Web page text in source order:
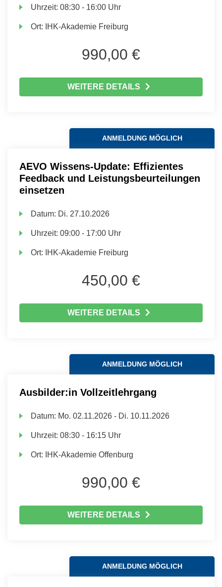
Uhrzeit:08:30 - 16:00 Uhr
Ort: IHK-Akademie Freiburg
990,00 €
WEITERE DETAILS
ANMELDUNG MÖGLICH
AEVO Wissens-Update: Effizientes
Feedback und Leistungsbeurteilungen
einsetzen
Datum: Di. 27.10.2026
Uhrzeit:09:00 - 17:00 Uhr
Ort: IHK-Akademie Freiburg
450,00 €
WEITERE DETAILS
ANMELDUNG MÖGLICH
Ausbilder:in Vollzeitlehrgang
Datum: Mo. 02.11.2026 - Di. 10.11.2026
Uhrzeit:08:30 - 16:15 Uhr
Ort: IHK-Akademie Offenburg
990,00 €
WEITERE DETAILS
ANMELDUNG MÖGLICH